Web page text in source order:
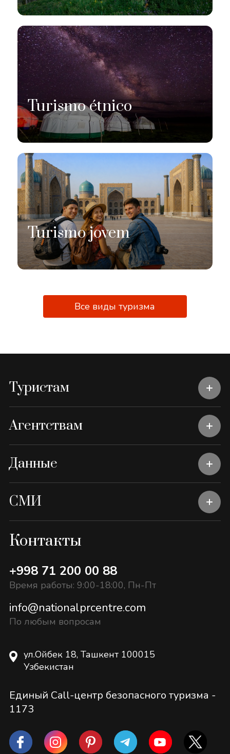
Turismo étnico
Turismo jovem
Все виды туризма
Туристам
Агентствам
Данные
СМИ
Контакты
+998 71 200 00 88
Время работы: 9:00-18:00, Пн-Пт
info@nationalprcentre.com
По любым вопросам
ул.Ойбек 18, Ташкент 100015
Узбекистан
Единый Call-центр безопасного туризма -
1173